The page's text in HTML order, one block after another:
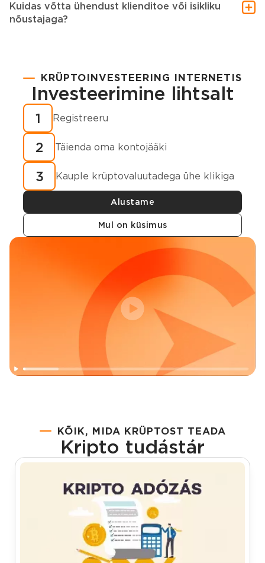
Kuidas võtta ühendust klienditoe või isikliku
nõustajaga?
KRÜPTOINVESTEERING INTERNETIS
Investeerimine lihtsalt
1 Registreeru
2 Täienda oma kontojääki
3 Kauple krüptovaluutadega ühe klikiga
Alustame
Mul on küsimus
KÕIK, MIDA KRÜPTOST TEADA
Kripto tudástár